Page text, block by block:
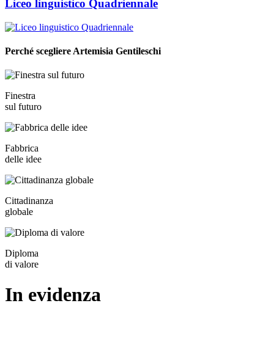
Liceo linguistico Quadriennale
Perché scegliere Artemisia Gentileschi
Finestra
sul futuro
Fabbrica
delle idee
Cittadinanza
globale
Diploma
di valore
In evidenza